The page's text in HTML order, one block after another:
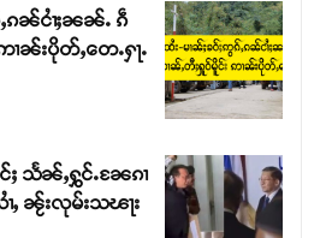
ၵၼ်ငၢႆႈၼၼ်ႉ ၵဵ
ၼ်းပိုတ်ႇတေႉႁႃႉ
သႅၼ်ႇႁွင်ႉၼႄၵၢ
ႇ ၼႂ်းလုမ်းသၽႃး